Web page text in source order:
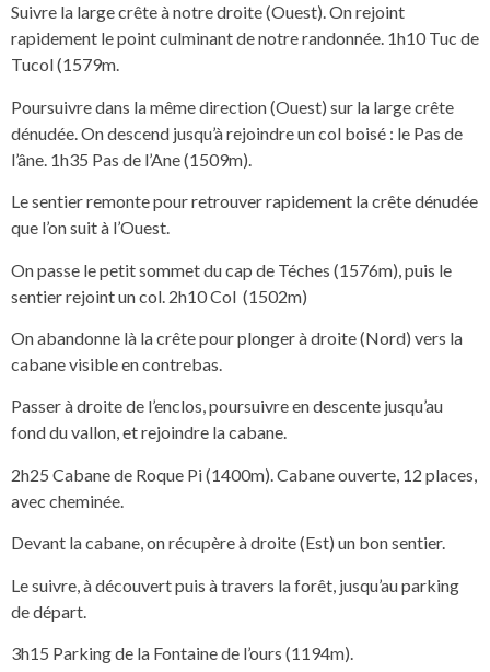
Suivre la large crête à notre droite (Ouest). On rejoint
rapidement le point culminant de notre randonnée. 1h10 Tuc de
Tucol (1579m.
Poursuivre dans la même direction (Ouest) sur la large crête
dénudée. On descend jusqu’à rejoindre un col boisé : le Pas de
l’âne. 1h35 Pas de l’Ane (1509m).
Le sentier remonte pour retrouver rapidement la crête dénudée
que l’on suit à l’Ouest.
On passe le petit sommet du cap de Téches (1576m), puis le
sentier rejoint un col. 2h10 Col (1502m)
On abandonne là la crête pour plonger à droite (Nord) vers la
cabane visible en contrebas.
Passer à droite de l’enclos, poursuivre en descente jusqu’au
fond du vallon, et rejoindre la cabane.
2h25 Cabane de Roque Pi (1400m). Cabane ouverte, 12 places,
avec cheminée.
Devant la cabane, on récupère à droite (Est) un bon sentier.
Le suivre, à découvert puis à travers la forêt, jusqu’au parking
de départ.
3h15 Parking de la Fontaine de l’ours (1194m).